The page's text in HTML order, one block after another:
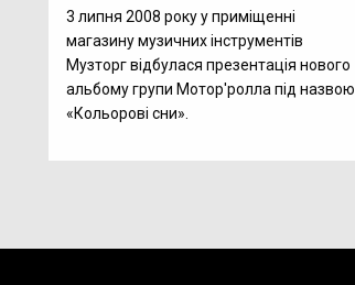
3 липня 2008 року у приміщенні
магазину музичних інструментів
Музторг відбулася презентація нового
альбому групи Мотор'ролла під назвою
«Кольорові сни».